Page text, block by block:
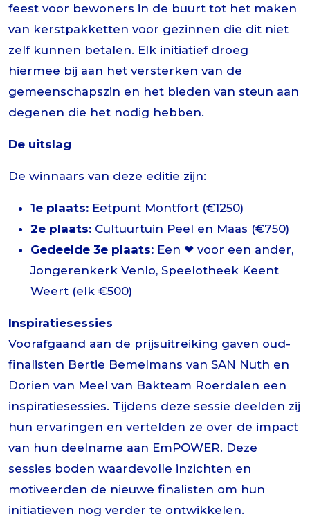
feest voor bewoners in de buurt tot het maken
van kerstpakketten voor gezinnen die dit niet
zelf kunnen betalen. Elk initiatief droeg
hiermee bij aan het versterken van de
gemeenschapszin en het bieden van steun aan
degenen die het nodig hebben.
De uitslag
De winnaars van deze editie zijn:
1e plaats: Eetpunt Montfort (€1250)
2e plaats: Cultuurtuin Peel en Maas (€750)
Gedeelde 3e plaats: Een ❤ voor een ander,
Jongerenkerk Venlo, Speelotheek Keent
Weert (elk €500)
Inspiratiesessies
Voorafgaand aan de prijsuitreiking gaven oud-
finalisten Bertie Bemelmans van SAN Nuth en
Dorien van Meel van Bakteam Roerdalen een
inspiratiesessies. Tijdens deze sessie deelden zij
hun ervaringen en vertelden ze over de impact
van hun deelname aan EmPOWER. Deze
sessies boden waardevolle inzichten en
motiveerden de nieuwe finalisten om hun
initiatieven nog verder te ontwikkelen.